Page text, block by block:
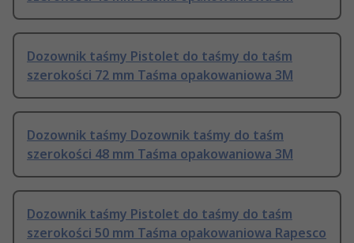
Dozownik taśmy Pistolet do taśmy do taśm
szerokości 72 mm Taśma opakowaniowa 3M
Dozownik taśmy Dozownik taśmy do taśm
szerokości 48 mm Taśma opakowaniowa 3M
Dozownik taśmy Pistolet do taśmy do taśm
szerokości 50 mm Taśma opakowaniowa Rapesco